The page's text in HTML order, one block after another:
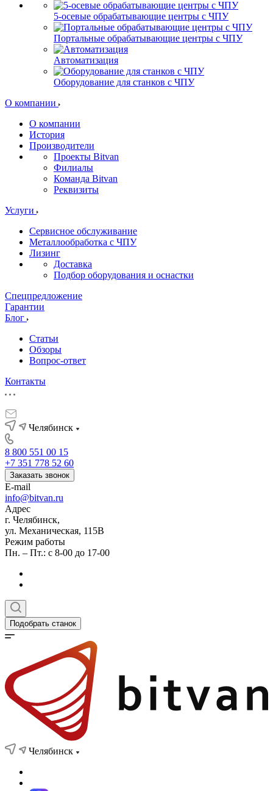
5-осевые обрабатывающие центры с ЧПУ
Портальные обрабатывающие центры с ЧПУ
Автоматизация
Оборудование для станков с ЧПУ
О компании
О компании
История
Производители
Проекты Bitvan
Филиалы
Команда Bitvan
Реквизиты
Услуги
Сервисное обслуживание
Металлообработка с ЧПУ
Лизинг
Доставка
Подбор оборудования и оснастки
Спецпредложение
Гарантии
Блог
Статьи
Обзоры
Вопрос-ответ
Контакты
Челябинск
8 800 551 00 15
+7 351 778 52 60
Заказать звонок
E-mail
info@bitvan.ru
Адрес
г. Челябинск,
ул. Механическая, 115В
Режим работы
Пн. – Пт.: с 8-00 до 17-00
Подобрать станок
Челябинск